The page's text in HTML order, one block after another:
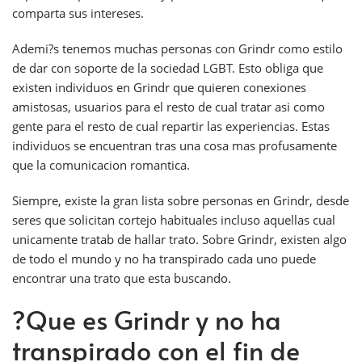
comparta sus intereses.
Ademi?s tenemos muchas personas con Grindr como estilo
de dar con soporte de la sociedad LGBT. Esto obliga que
existen individuos en Grindr que quieren conexiones
amistosas, usuarios para el resto de cual tratar asi como
gente para el resto de cual repartir las experiencias. Estas
individuos se encuentran tras una cosa mas profusamente
que la comunicacion romantica.
Siempre, existe la gran lista sobre personas en Grindr, desde
seres que solicitan cortejo habituales incluso aquellas cual
unicamente tratab de hallar trato. Sobre Grindr, existen algo
de todo el mundo y no ha transpirado cada uno puede
encontrar una trato que esta buscando.
?Que es Grindr y no ha
transpirado con el fin de